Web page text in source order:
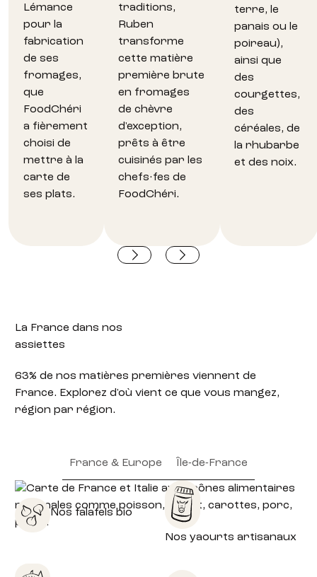
Lémance
pour la
fabrication
de ses
fromages,
que
FoodChéri
a fièrement
choisi de
mettre à la
carte de
ses plats.
traditions,
Ruben
transforme
cette matière
première brute
en fromages
de chèvre
d'exception,
prêts à être
cuisinés par les
chefs·fes de
FoodChéri.
terre, le
panais ou le
poireau),
ainsi que
des
courgettes,
des
céréales, de
la rhubarbe
et des noix.
La France dans nos
assiettes
63% de nos matières premières viennent de
France. Explorez d'où vient ce que vous mangez,
région par région.
France & Europe Île-de-France
Nos falafels bio
Nos yaourts artisanaux